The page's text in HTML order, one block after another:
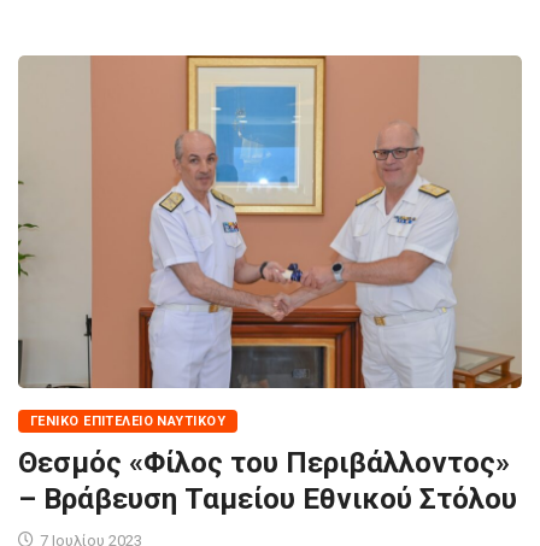
ΓΕΝΙΚΌ ΕΠΙΤΕΛΕΊΟ ΝΑΥΤΙΚΟΎ
Θεσμός «Φίλος του Περιβάλλοντος»
– Βράβευση Ταμείου Εθνικού Στόλου
7 Ιουλίου 2023